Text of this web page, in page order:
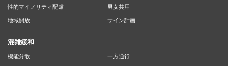
性的マイノリティ配慮 男女共用
地域開放 サイン計画
混雑緩和
機能分散 一方通行